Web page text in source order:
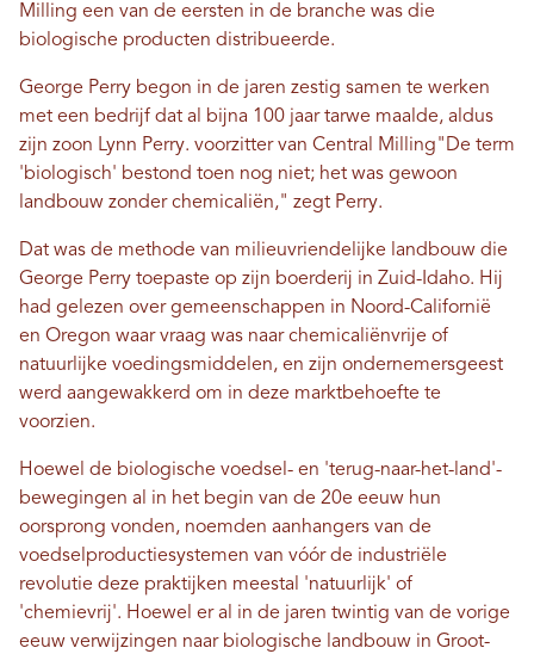
Milling een van de eersten in de branche was die
biologische producten distribueerde.
George Perry begon in de jaren zestig samen te werken
met een bedrijf dat al bijna 100 jaar tarwe maalde, aldus
zijn zoon Lynn Perry. voorzitter van Central Milling"De term
'biologisch' bestond toen nog niet; het was gewoon
landbouw zonder chemicaliën," zegt Perry.
Dat was de methode van milieuvriendelijke landbouw die
George Perry toepaste op zijn boerderij in Zuid-Idaho. Hij
had gelezen over gemeenschappen in Noord-Californië
en Oregon waar vraag was naar chemicaliënvrije of
natuurlijke voedingsmiddelen, en zijn ondernemersgeest
werd aangewakkerd om in deze marktbehoefte te
voorzien.
Hoewel de biologische voedsel- en 'terug-naar-het-land'-
bewegingen al in het begin van de 20e eeuw hun
oorsprong vonden, noemden aanhangers van de
voedselproductiesystemen van vóór de industriële
revolutie deze praktijken meestal 'natuurlijk' of
'chemievrij'. Hoewel er al in de jaren twintig van de vorige
eeuw verwijzingen naar biologische landbouw in Groot-